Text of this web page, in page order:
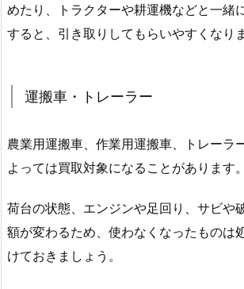
めたり、トラクターや耕運機などと一緒
すると、引き取りしてもらいやすくなりま
運搬車・トレーラー
農業用運搬車、作業用運搬車、トレーラ
よっては買取対象になることがあります。
荷台の状態、エンジンや足回り、サビや
額が変わるため、使わなくなったものは
けておきましょう。